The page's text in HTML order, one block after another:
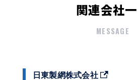
関連会社
MESSAGE
日東製網株式会社